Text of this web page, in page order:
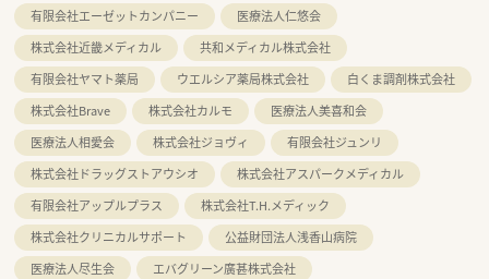
有限会社エーゼットカンパニー
医療法人仁悠会
株式会社近畿メディカル
共和メディカル株式会社
有限会社ヤマト薬局
ウエルシア薬局株式会社
白くま調剤株式会社
株式会社Brave
株式会社カルモ
医療法人美喜和会
医療法人相愛会
株式会社ジョヴィ
有限会社ジュンリ
株式会社ドラッグストアウシオ
株式会社アスパークメディカル
有限会社アップルプラス
株式会社T.H.メディック
株式会社クリニカルサポート
公益財団法人浅香山病院
医療法人尽生会
エバグリーン廣甚株式会社